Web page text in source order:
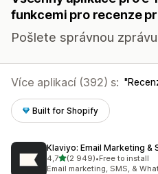
funkcemi pro recenze
Pošlete správnou
Více aplikací (392) s:
Built for Shopify
Klaviyo: Email Marketing &
4,7z 5 hvězd
(2 949)
Celkový počet recenzí: 2949
•Free to install
Email marketing, SMS, &